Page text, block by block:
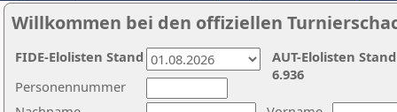
Willkommen bei den offiziellen
Personennummer
AUT-Elolisten
6.936
FIDE-Elolisten Stand